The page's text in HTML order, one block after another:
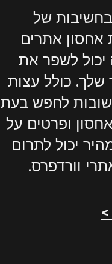
של
אחסון אתרים
יכול לשפר את
שלך. כולל עצות
לחפש בעת
ופרטים על
יכול לתרום